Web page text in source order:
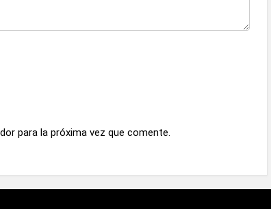
para la próxima vez que comente.